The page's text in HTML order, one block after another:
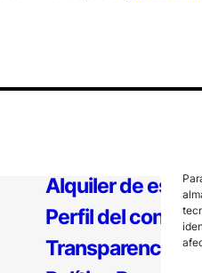
Alquiler de
Perfil del
Transparencia